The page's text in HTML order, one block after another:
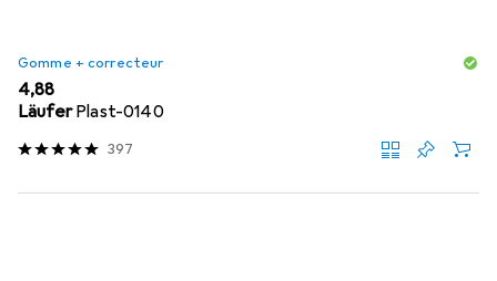
Gomme + correcteur
EUR
4,88
Läufer Plast-0140
397